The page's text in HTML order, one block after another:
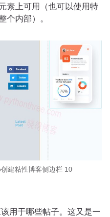
素上可用（也可以使用特
个内部）。
建粘性博客侧边栏 10
于哪些帖子。这又是一